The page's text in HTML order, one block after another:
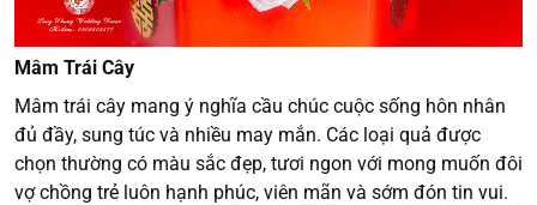
Mâm Trái Cây
Mâm trái cây mang ý nghĩa cầu chúc cuộc sống hôn nhân
đủ đầy, sung túc và nhiều may mắn. Các loại quả được
chọn thường có màu sắc đẹp, tươi ngon với mong muốn đôi
vợ chồng trẻ luôn hạnh phúc, viên mãn và sớm đón tin vui.